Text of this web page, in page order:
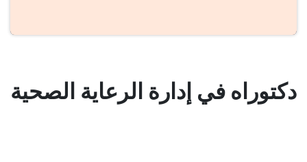
دكتوراه في إدارة الرعاية الصحية